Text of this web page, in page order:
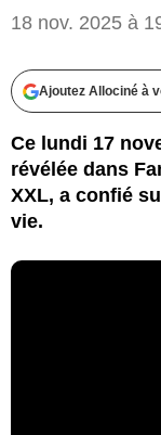
18 nov. 2025 à
Ajoutez Allociné à
Ce lundi 17
révélée dans
XXL, a confié
vie.